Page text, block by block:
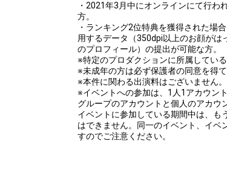
・2021年3月中にオンラインにて行わ
方。
・ランキング2位特典を獲得された場
用するデータ（350dpi以上のお顔が
のプロフィール）の提出が可能な方。
※特定のプロダクションに所属してい
※未成年の方は必ず保護者の同意を得て
※本件に関わる出演料はございません
※イベントへの参加は、1人1アカウン
グループのアカウントと個人のアカウ
イベントに参加している期間中は、も
はできません。同一のイベント、イベ
すのでご注意ください。